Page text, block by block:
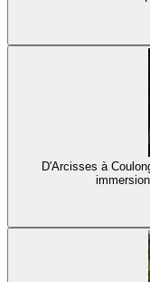
D'Arcisses à